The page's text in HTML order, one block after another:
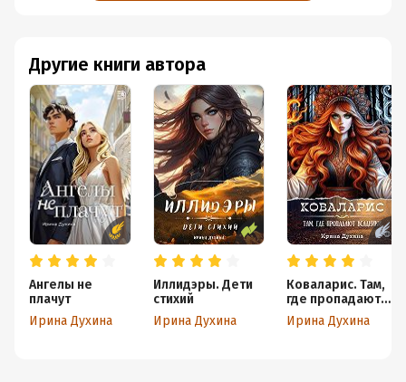
Другие книги автора
Ангелы не
плачут
Ирина Духина
Иллидэры. Дети
стихий
Ирина Духина
Коваларис. Там,
где пропадают
всадники
Ирина Духина